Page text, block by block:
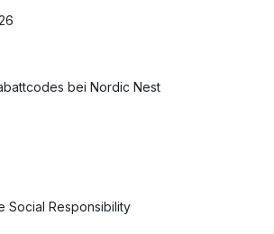
bei Nordic Nest
Social Responsibility